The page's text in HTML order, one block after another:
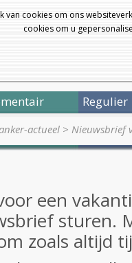
van cookies om ons
cookies om u
Regulier
actueel > Nieuwsbrief
een
sturen.
zoals altijd